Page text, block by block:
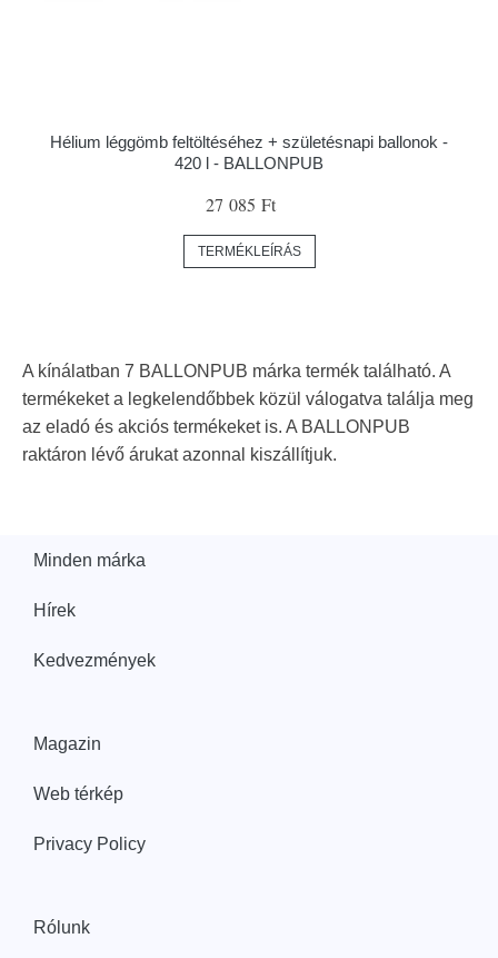
Hélium léggömb feltöltéséhez + születésnapi ballonok -
420 l - BALLONPUB
27 085 Ft
TERMÉKLEÍRÁS
A kínálatban 7 BALLONPUB márka termék található. A
termékeket a legkelendőbbek közül válogatva találja meg
az eladó és akciós termékeket is. A BALLONPUB
raktáron lévő árukat azonnal kiszállítjuk.
Minden márka
Hírek
Kedvezmények
Magazin
Web térkép
Privacy Policy
Rólunk